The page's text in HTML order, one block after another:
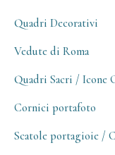
Quadri Decorativi
Vedute di Roma
Quadri Sacri / Icone
Cornici portafoto
Scatole portagioie /